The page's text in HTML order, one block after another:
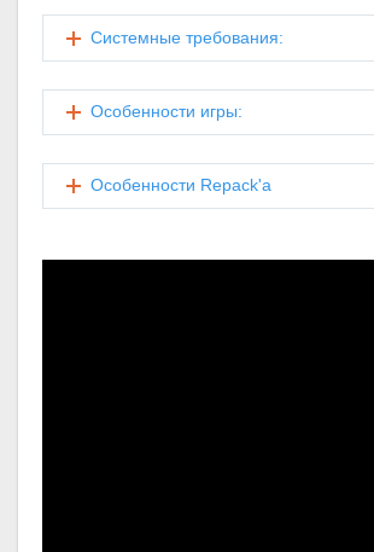
Cистемные требования:
Особенности игры:
Особенности Repack'a